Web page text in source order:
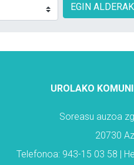
EGIN
UROLAKO
Soreasu auzoa
20730
Telefonoa: 943-15 03 58 |